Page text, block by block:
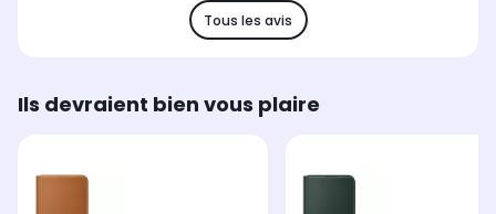
Tous les avis
Ils devraient bien vous plaire